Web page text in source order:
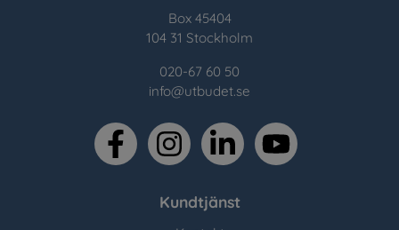
Box 45404
104 31 Stockholm
020-67 60 50
info@utbudet.se
facebookinstagramlinkedin youtube
Kundtjänst